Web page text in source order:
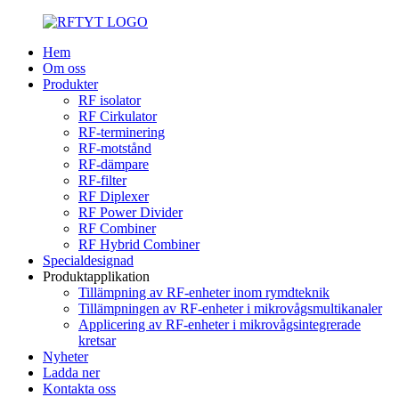
Hem
Om oss
Produkter
RF isolator
RF Cirkulator
RF-terminering
RF-motstånd
RF-dämpare
RF-filter
RF Diplexer
RF Power Divider
RF Combiner
RF Hybrid Combiner
Specialdesignad
Produktapplikation
Tillämpning av RF-enheter inom rymdteknik
Tillämpningen av RF-enheter i mikrovågsmultikanaler
Applicering av RF-enheter i mikrovågsintegrerade
kretsar
Nyheter
Ladda ner
Kontakta oss